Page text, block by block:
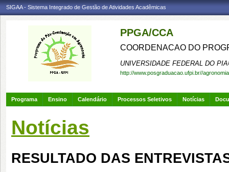
SIGAA - Sistema Integrado de Gestão de Atividades Acadêmicas
PPGA/CCA
COORDENACAO DO
UNIVERSIDADE FEDERAL DO
http://www.posgraduacao.ufpi.br//agronomia
Programa Ensino Calendário Processos Seletivos Notícias
Notícias
RESULTADO DAS